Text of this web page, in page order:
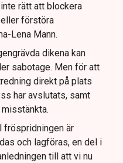
rätt att blockera
förstöra
Lena Mann.
dikena kan
sabotage. Men för att
direkt på plats
har avslutats, samt
fröspridningen är
och lagföras, en del i
till att vi nu